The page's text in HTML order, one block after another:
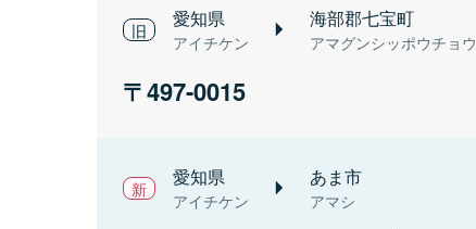
愛知県
アイチケン
海部郡七宝町
アマグンシッポウチョウ
497-0015
愛知県
アイチケン
あま市
アマシ